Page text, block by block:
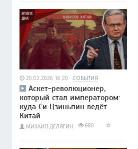
20.02.2026 16:20 СОБЫТИЯ
Аскет-революционер,
который стал императором:
куда Си Цзиньпин ведёт
Китай
МИХАИЛ ДЕЛЯГИН 680